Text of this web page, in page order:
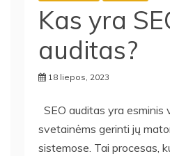
Kas yra
auditas?
18 liepos, 2023
SEO auditas yra esminis
svetainėms gerinti jų
sistemose. Tai procesas,